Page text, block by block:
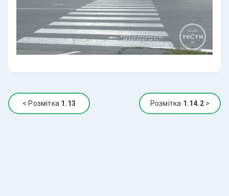
< Розмітка 1.13 Розмітка 1.14.2 >